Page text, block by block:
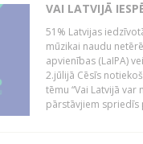
VAI LATVIJĀ
51% Latvijas
mūzikai naudu
apvienības (LaIPA)
2.jūlijā Cēsīs
tēmu “Vai Latvijā
pārstāvjiem spriedīs